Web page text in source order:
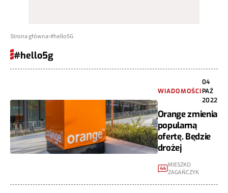
Strona główna #hello5G
#hello5g
WIADOMOŚCI
04
PAŹ
2022
Orange zmienia
popularną
ofertę. Będzie
drożej
44 MIESZKO
ZAGAŃCZYK